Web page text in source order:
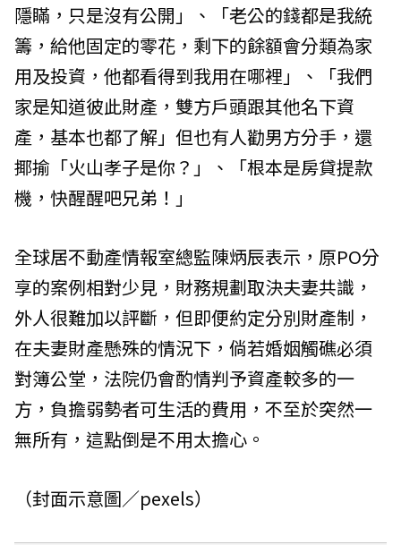
隱瞞，只是沒有公開」、「老公的錢都是我統
籌，給他固定的零花，剩下的餘額會分類為家
用及投資，他都看得到我用在哪裡」、「我們
家是知道彼此財產，雙方戶頭跟其他名下資
產，基本也都了解」但也有人勸男方分手，還
揶揄「火山孝子是你？」、「根本是房貸提款
機，快醒醒吧兄弟！」
全球居不動產情報室總監陳炳辰表示，原PO分
享的案例相對少見，財務規劃取決夫妻共識，
外人很難加以評斷，但即便約定分別財產制，
在夫妻財產懸殊的情況下，倘若婚姻觸礁必須
對簿公堂，法院仍會酌情判予資產較多的一
方，負擔弱勢者可生活的費用，不至於突然一
無所有，這點倒是不用太擔心。
（封面示意圖／pexels）